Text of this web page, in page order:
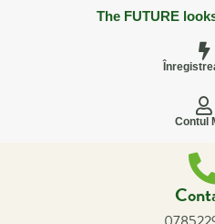
The FUTURE
Contul